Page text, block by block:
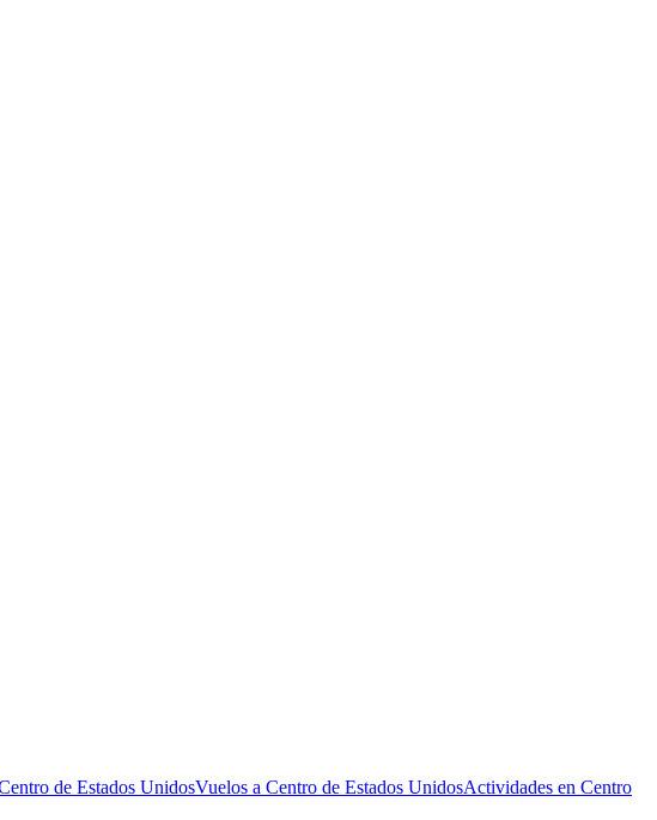
de Estados UnidosVuelos a Centro de Estados UnidosActividades en Centro